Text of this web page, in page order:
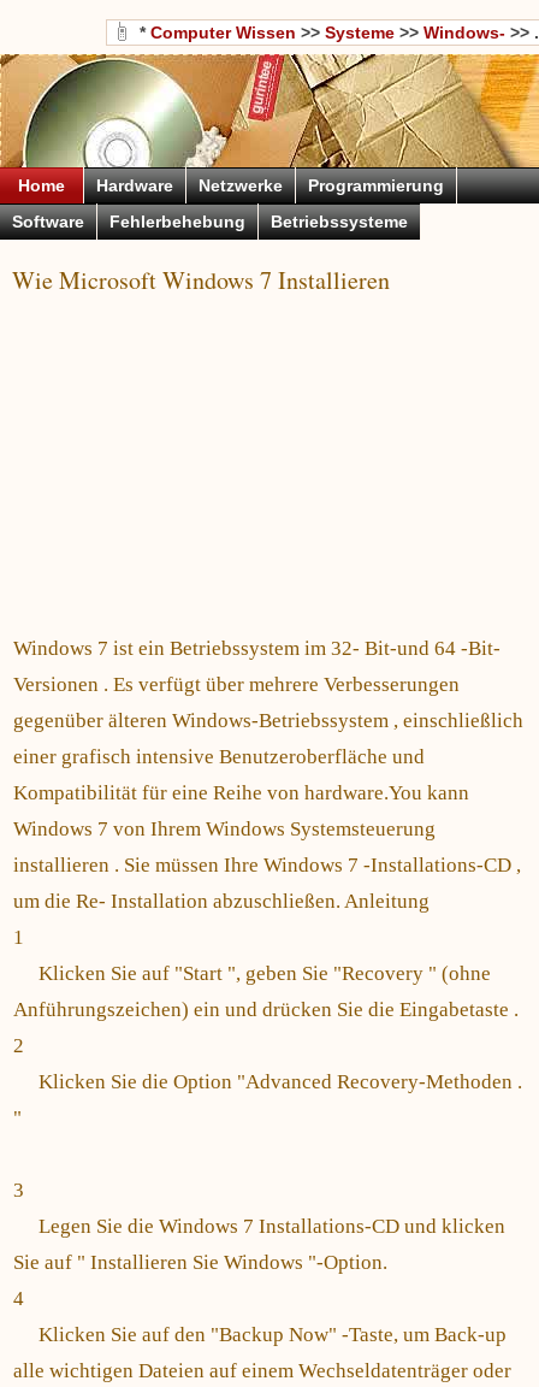
*Computer Wissen >> Systeme >> Windows- >> .
Home Hardware Netzwerke
Programmierung
Software
Fehlerbehebung Betriebssysteme
Wie Microsoft Windows 7 Installieren
Windows 7 ist ein Betriebssystem im 32- Bit-und 64 -Bit-
Versionen . Es verfügt über mehrere Verbesserungen
gegenüber älteren Windows-Betriebssystem , einschließlich
einer grafisch intensive Benutzeroberfläche und
Kompatibilität für eine Reihe von hardware.You kann
Windows 7 von Ihrem Windows Systemsteuerung
installieren . Sie müssen Ihre Windows 7 -Installations-CD ,
um die Re- Installation abzuschließen. Anleitung
1
Klicken Sie auf "Start ", geben Sie "Recovery " (ohne
Anführungszeichen) ein und drücken Sie die Eingabetaste .
2
Klicken Sie die Option "Advanced Recovery-Methoden .
"
3
Legen Sie die Windows 7 Installations-CD und klicken
Sie auf " Installieren Sie Windows "-Option.
4
Klicken Sie auf den "Backup Now" -Taste, um Back-up
alle wichtigen Dateien auf einem Wechseldatenträger oder